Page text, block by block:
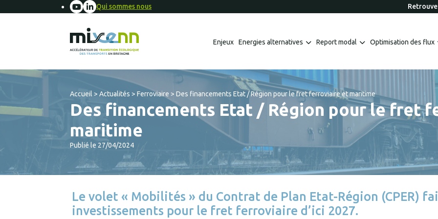
Qui sommes nous
Enjeux Energies alternatives Report modal Optimisation des flux
Accueil > Actualités > Ferroviaire > Des financements Etat / Région pour le fret ferroviaire et maritime
Des financements Etat / Région pour le fret
maritime
Publié le 27/04/2024
Le volet « Mobilités » du Contrat de Plan Etat-Région (CPER)
investissements pour le fret ferroviaire d’ici 2027.